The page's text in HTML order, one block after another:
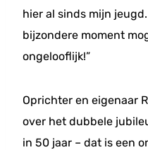
hier al sinds mijn
bijzondere moment
ongelooflijk!”
Oprichter en eigenaar
over het dubbele
in 50 jaar – dat is een